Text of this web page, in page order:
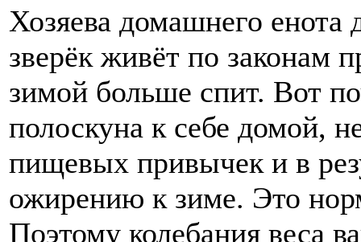
Хозяева домашнего енота
зверёк живёт по законам
зимой больше спит. Вот
полоскуна к себе домой,
пищевых привычек и в
ожирению к зиме. Это
Поэтому колебания веса